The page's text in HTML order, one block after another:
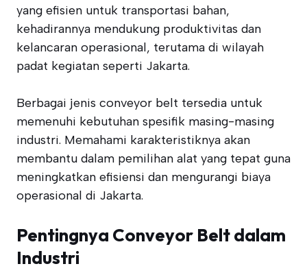
yang efisien untuk transportasi bahan,
kehadirannya mendukung produktivitas dan
kelancaran operasional, terutama di wilayah
padat kegiatan seperti Jakarta.
Berbagai jenis conveyor belt tersedia untuk
memenuhi kebutuhan spesifik masing-masing
industri. Memahami karakteristiknya akan
membantu dalam pemilihan alat yang tepat guna
meningkatkan efisiensi dan mengurangi biaya
operasional di Jakarta.
Pentingnya Conveyor Belt dalam
Industri